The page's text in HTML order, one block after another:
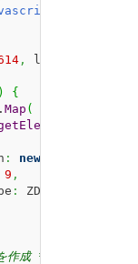
, lon
)
{
Map (
: new
9 ,
: ZDC.
作成 */